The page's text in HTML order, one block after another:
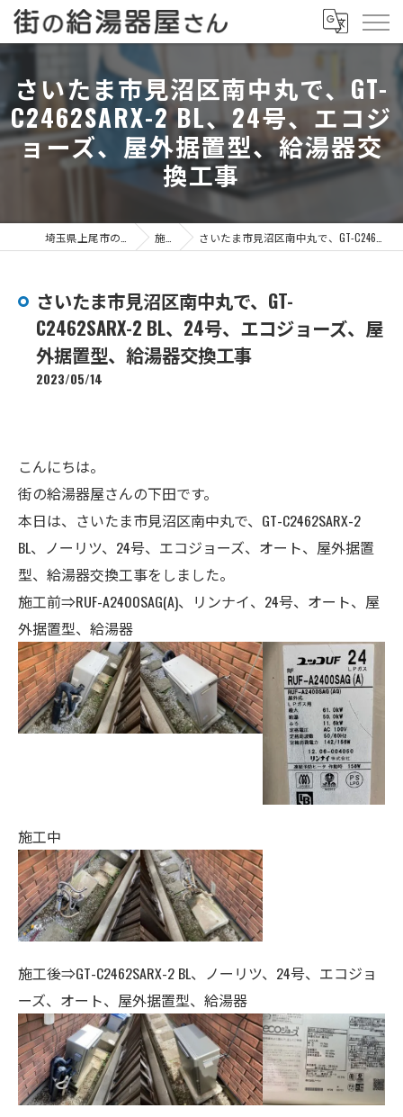
さいたま市見沼区南中丸で、GT-
C2462SARX-2 BL、24号、エコジ
ョーズ、屋外据置型、給湯器交
換工事
施工事例 さいたま市見沼区南中丸で、GT-C2462SARX-2 BL、24号、エコジョーズ、屋外据置型、給湯器交換工事
さいたま市見沼区南中丸で、GT-
C2462SARX-2 BL、24号、エコジョーズ、屋
外据置型、給湯器交換工事
2023/05/14
こんにちは。
街の給湯器屋さんの下田です。
本日は、さいたま市見沼区南中丸で、GT-C2462SARX-2
BL、ノーリツ、24号、エコジョーズ、オート、屋外据置
型、給湯器交換工事をしました。
施工前⇒RUF-A2400SAG(A)、リンナイ、24号、オート、屋
外据置型、給湯器
施工中
施工後⇒GT-C2462SARX-2 BL、ノーリツ、24号、エコジョ
ーズ、オート、 屋外据置型、給湯器